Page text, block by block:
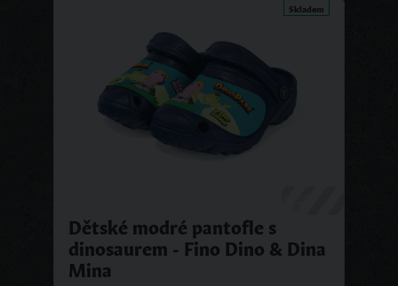
Skladem
Dětské modré pantofle s
dinosaurem - Fino Dino & Dina
Mina